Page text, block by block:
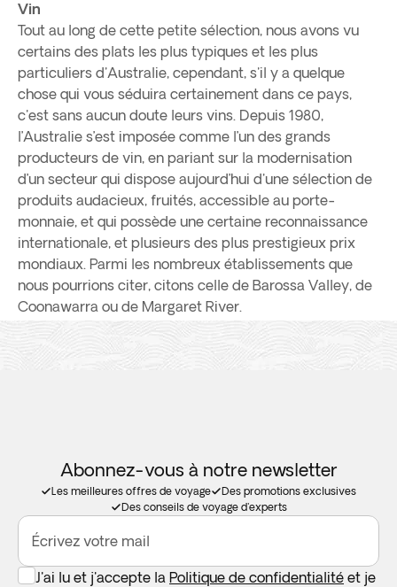
Vin
Tout au long de cette petite sélection, nous avons vu
certains des plats les plus typiques et les plus
particuliers d'Australie, cependant, s'il y a quelque
chose qui vous séduira certainement dans ce pays,
c'est sans aucun doute leurs vins. Depuis 1980,
l’Australie s’est imposée comme l’un des grands
producteurs de vin, en pariant sur la modernisation
d’un secteur qui dispose aujourd’hui d'une sélection de
produits audacieux, fruités, accessible au porte-
monnaie, et qui possède une certaine reconnaissance
internationale, et plusieurs des plus prestigieux prix
mondiaux. Parmi les nombreux établissements que
nous pourrions citer, citons celle de Barossa Valley, de
Coonawarra ou de Margaret River.
Abonnez-vous à notre newsletter
Les meilleures offres de voyage
Des promotions exclusives
Des conseils de voyage d'experts
Écrivez votre mail
J'ai lu et j'accepte la Politique de confidentialité et je